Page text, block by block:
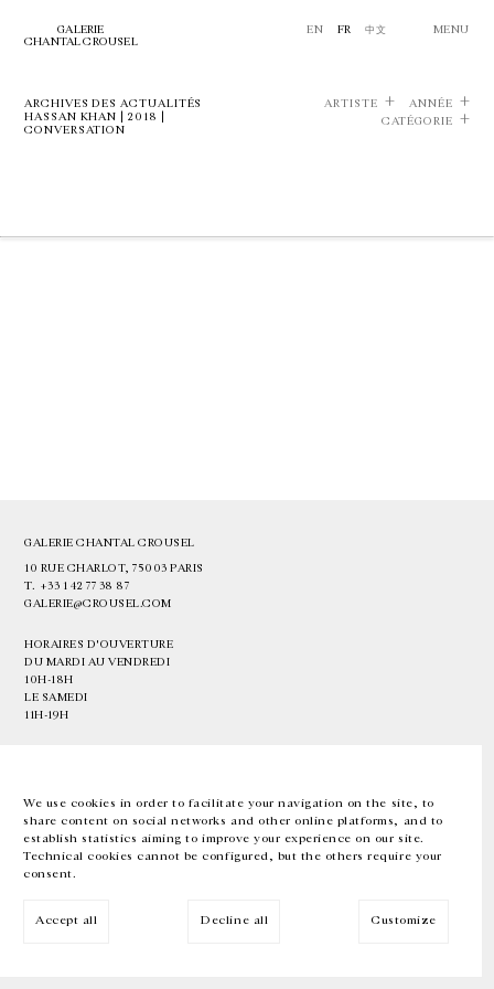
We use cookies in order to facilitate your navigation on the site, to
share content on social networks and other online platforms, and to
establish statistics aiming to improve your experience on our site.
Technical cookies cannot be configured, but the others require your
consent.
Accept all Decline all Customize
GALERIE
CHANTAL CROUSEL
EN FR 中文 MENU
ARCHIVES DES ACTUALITÉS
HASSAN KHAN | 2018 |
CONVERSATION
ARTISTE
ANNÉE
CATÉGORIE
GALERIE CHANTAL CROUSEL
10 RUE CHARLOT, 75003 PARIS
T. +33 1 42 77 38 87
GALERIE@CROUSEL.COM
HORAIRES D'OUVERTURE
DU MARDI AU VENDREDI
10H-18H
LE SAMEDI
11H-19H
EN FR 中文 Facebook Instagram
Inscrivez-vous à notre newsletter